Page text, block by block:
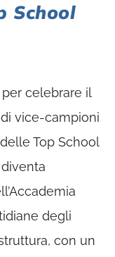
School
celebrare il
vice-campioni
Top School
degli
con un